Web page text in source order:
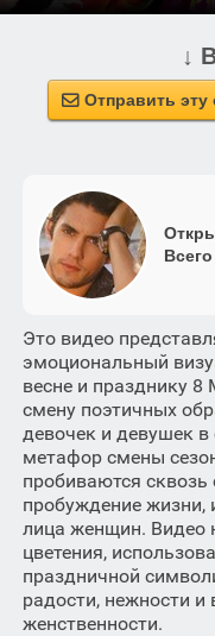
↓
 Отправить эту
Это видео
эмоциональный
весне и празднику 8
смену поэтичных
девочек и девушек в
метафор смены
пробиваются сквозь
пробуждение жизни,
лица женщин. Видео
цветения,
праздничной
радости, нежности
женственности.